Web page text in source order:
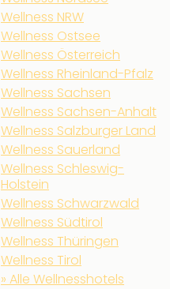
Wellness NRW
Wellness Ostsee
Wellness Österreich
Wellness Rheinland-Pfalz
Wellness Sachsen
Wellness Sachsen-Anhalt
Wellness Salzburger Land
Wellness Sauerland
Wellness Schleswig-
Holstein
Wellness Schwarzwald
Wellness Südtirol
Wellness Thüringen
Wellness Tirol
» Alle Wellnesshotels